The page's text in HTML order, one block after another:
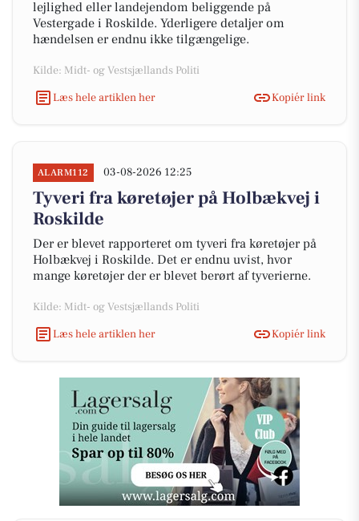
lejlighed eller landejendom beliggende på
Vestergade i Roskilde. Yderligere detaljer om
hændelsen er endnu ikke tilgængelige.
Kilde: Midt- og Vestsjællands Politi
Læs hele artiklen her
Kopiér link
ALARM112 03-08-2026 12:25
Tyveri fra køretøjer på Holbækvej i
Roskilde
Der er blevet rapporteret om tyveri fra køretøjer på
Holbækvej i Roskilde. Det er endnu uvist, hvor
mange køretøjer der er blevet berørt af tyverierne.
Kilde: Midt- og Vestsjællands Politi
Læs hele artiklen her
Kopiér link